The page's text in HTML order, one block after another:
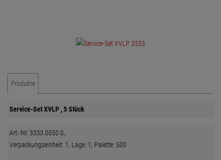
Produkte
Service-Set XVLP , 5 Stück
Art.-Nr. 3333.0050.0,
Verpackungseinheit: 1, Lage: 1, Palette: 500